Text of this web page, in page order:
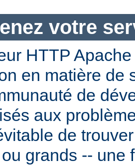
votre
HTTP
en matière de
de
aux
de
grands -- une